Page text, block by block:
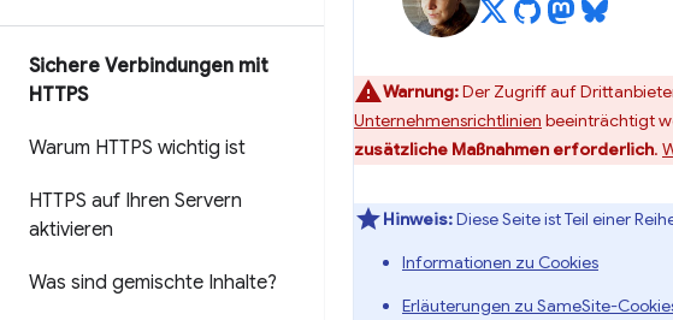
Sichere Verbindungen mit
HTTPS
Warum HTTPS wichtig ist
HTTPS auf Ihren Servern
aktivieren
Was sind gemischte Inhalte?
Warnung:Der Zugriff auf
Unternehmensrichtlinien beeinträchtigt
zusätzliche Maßnahmen erforderlich.
Hinweis:Diese Seite ist Teil einer
Informationen zu Cookies
Erläuterungen zu SameSite-